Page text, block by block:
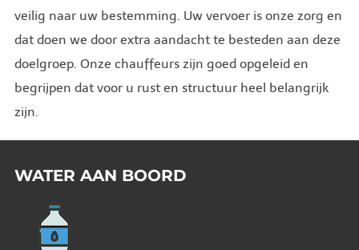
veilig naar uw bestemming. Uw vervoer is onze zorg en
dat doen we door extra aandacht te besteden aan deze
doelgroep. Onze chauffeurs zijn goed opgeleid en
begrijpen dat voor u rust en structuur heel belangrijk
zijn.
WATER AAN BOORD